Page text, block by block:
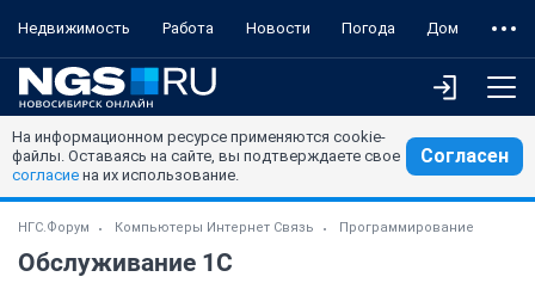
Недвижимость Работа Новости Погода Дом
На информационном ресурсе применяются cookie-
файлы. Оставаясь на сайте, вы подтверждаете свое
согласие на их использование.
Согласен
НГС.Форум Компьютеры Интернет Связь Программирование
Обслуживание 1С